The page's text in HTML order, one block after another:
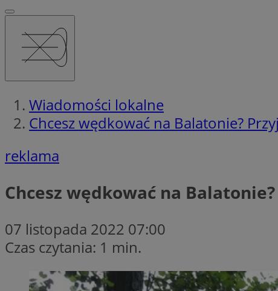
Wiadomości lokalne
Chcesz wędkować na Balatonie?
reklama
Chcesz wędkować na
07 listopada 2022 07:00
Czas czytania: 1 min.